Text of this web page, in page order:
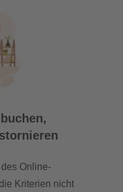
Online-
Kriterien nicht